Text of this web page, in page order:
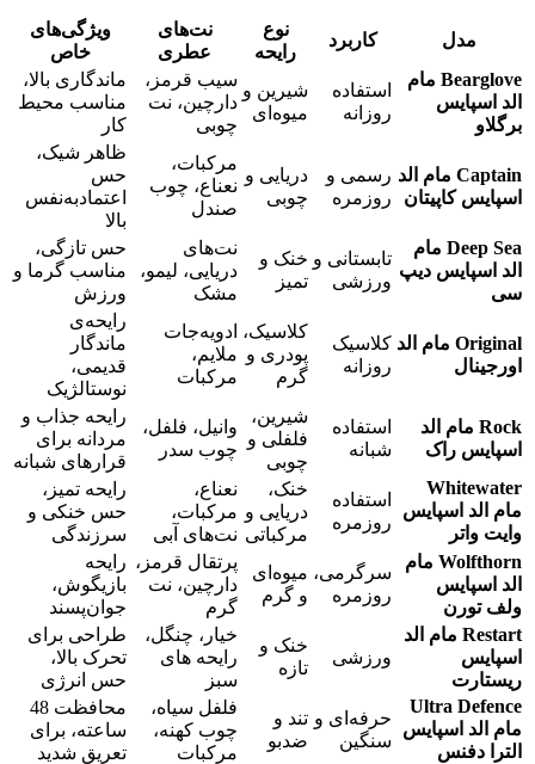
مدل کاربرد
نوع
رایحه
نت‌های
عطری
ویژگی‌های
خاص
Bearglove مام
الد اسپایس
برگلاو
استفاده
روزانه
شیرین و
میوه‌ای
سیب قرمز،
دارچین، نت
چوبی
ماندگاری بالا،
مناسب محیط
کار
Captain مام الد
اسپایس کاپیتان
رسمی و
روزمره
دریایی و
چوبی
مرکبات،
نعناع، چوب
صندل
ظاهر شیک،
حس
اعتمادبه‌نفس
بالا
Deep Sea مام
الد اسپایس دیپ
سی
تابستانی و
ورزشی
خنک و
تمیز
نت‌های
دریایی، لیمو،
مشک
حس تازگی،
مناسب گرما و
ورزش
Original مام الد
اورجینال
کلاسیک
روزانه
کلاسیک،
پودری و
گرم
ادویه‌جات
ملایم،
مرکبات
رایحه‌ی
ماندگار
قدیمی،
نوستالژیک
Rock مام الد
اسپایس راک
استفاده
شبانه
شیرین،
فلفلی و
چوبی
وانیل، فلفل،
چوب سدر
رایحه جذاب و
مردانه برای
قرارهای شبانه
Whitewater
مام الد اسپایس
وایت واتر
استفاده
روزمره
خنک،
دریایی و
مرکباتی
نعناع،
مرکبات،
نت‌های آبی
رایحه تمیز،
حس خنکی و
سرزندگی
Wolfthorn مام
الد اسپایس
ولف تورن
سرگرمی،
روزمره
میوه‌ای
و گرم
پرتقال قرمز،
دارچین، نت
گرم
رایحه
بازیگوش،
جوان‌پسند
Restart مام الد
اسپایس
ریستارت
ورزشی
خنک و
تازه
خیار، چنگل،
رایحه های
سبز
طراحی برای
تحرک بالا،
حس انرژی
Ultra Defence
مام الد اسپایس
الترا دفنس
حرفه‌ای و
سنگین
تند و
ضدبو
فلفل سیاه،
چوب کهنه،
مرکبات
محافظت 48
ساعته، برای
تعریق شدید